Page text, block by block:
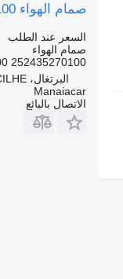
صمام الهواء 252435270100 لـ الشاحنات Ford F-MAX | 18
السعر عند الطلب
صمام الهواء
252435270100 BOMBA DE AGUA,271122-019A,805000000
البرتغال، ARGONCILHE
Manaiacar
الاتصال بالبائع